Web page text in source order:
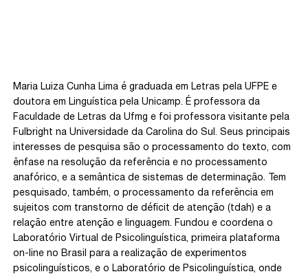
Maria Luiza Cunha Lima é graduada em Letras pela UFPE e
doutora em Linguística pela Unicamp. É professora da
Faculdade de Letras da Ufmg e foi professora visitante pela
Fulbright na Universidade da Carolina do Sul. Seus principais
interesses de pesquisa são o processamento do texto, com
ênfase na resolução da referência e no processamento
anafórico, e a semântica de sistemas de determinação. Tem
pesquisado, também, o processamento da referência em
sujeitos com transtorno de déficit de atenção (tdah) e a
relação entre atenção e linguagem. Fundou e coordena o
Laboratório Virtual de Psicolinguística, primeira plataforma
on-line no Brasil para a realização de experimentos
psicolinguísticos, e o Laboratório de Psicolinguística, onde